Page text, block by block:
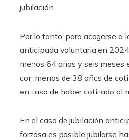
jubilación.
Por lo tanto, para acogerse a
anticipada voluntaria en
menos 64 años y seis meses
con menos de 38 años de
en caso de haber cotizado al
En el caso de jubilación
forzosa es posible jubilarse